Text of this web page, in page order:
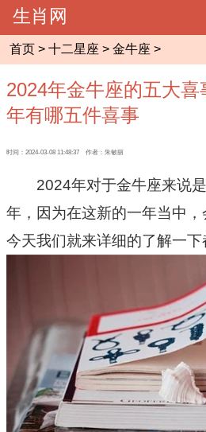
生肖网
网站首页
相术大全
八字命理
风水知识
十二生肖
十二星座
首页 > 十二星座 > 金牛座 >
2024年金牛座的五大
年有哪五件喜事
时间：2024-03-08 11:48:37 作者：朱敏丽
2024年对于金牛座来说是
年，因为在这新的一年当中，
今天我们就来详细的了解一下